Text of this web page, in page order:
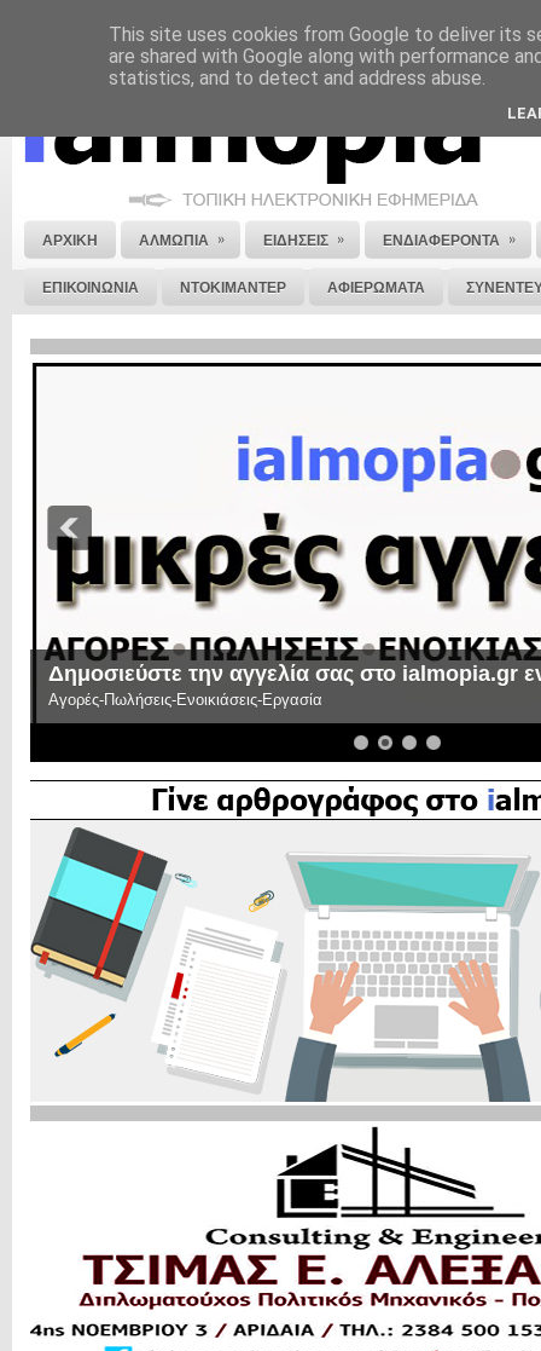
ΝΟΜΙΚΗ ΣΗΜΕΙΩΣΗ ΔΙΑΦΗΜΙΣΗ ΕΠΙΚΟΙΝΩΝΙΑ ΣΤΕΙΛΕ ΜΑΣ
ΑΡΧΙΚΗ ΑΛΜΩΠΙΑ » ΕΙΔΗΣΕΙΣ » ΕΝΔΙΑΦΕΡΟΝΤΑ »
ΕΠΙΚΟΙΝΩΝΙΑ ΝΤΟΚΙΜΑΝΤΕΡ ΑΦΙΕΡΩΜΑΤΑ
Δημοσιεύστε την αγγελία σας στο ialmopia.gr
Αγορές-Πωλήσεις-Ενοικιάσεις-Εργασία
This site uses cookies from Google to deliver its
are shared with Google along with performance
statistics, and to detect and address abuse.